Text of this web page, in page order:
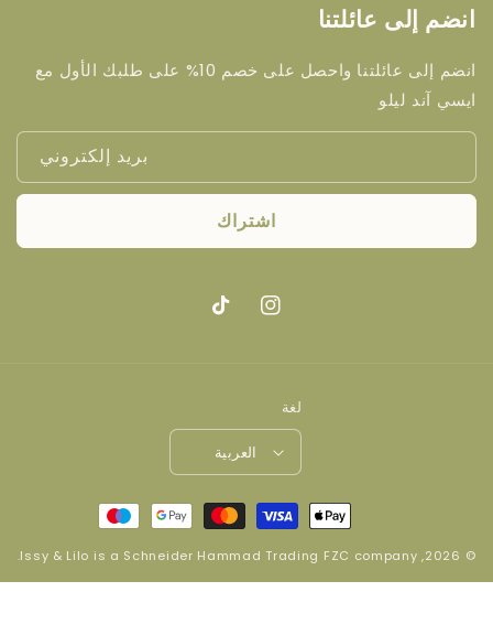
انضم إلى عائلتنا
انضم إلى عائلتنا واحصل على خصم 10% على طلبك الأول مع
ايسي آند ليلو
بريد إلكتروني
اشتراك
انستغرام تيك
لغة
العربية
© 2026,
Issy & Lilo is aSchneider Hammad Trading FZC company
.